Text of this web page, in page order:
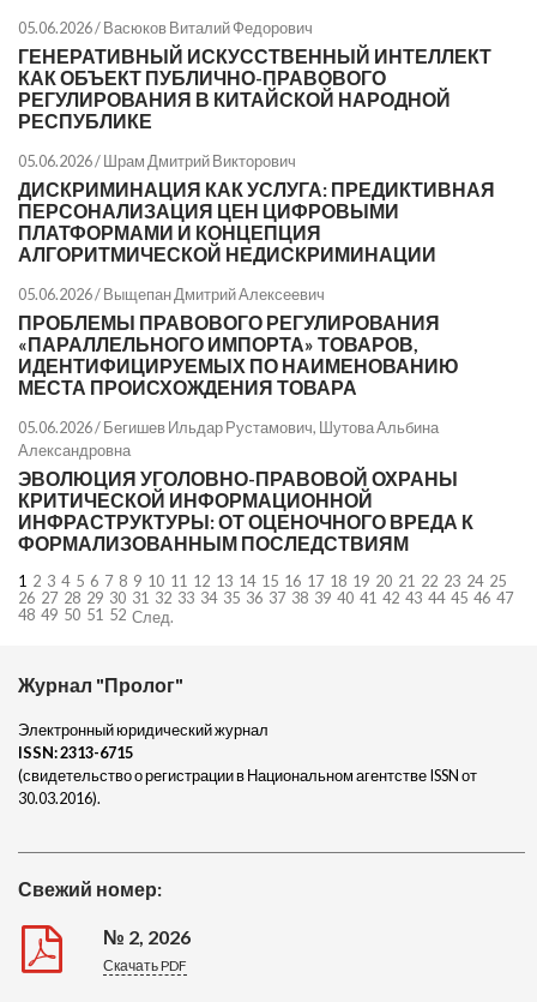
Журнал "Пролог"
Электронный юридический журнал
ISSN:2313-6715
(свидетельство о регистрации в Национальном агентстве ISSN от
30.03.2016).
Свежий номер:
№ 2, 2026
Скачать PDF
05.06.2026 /Васюков Виталий Федорович
ГЕНЕРАТИВНЫЙ ИСКУССТВЕННЫЙ ИНТЕЛЛЕКТ
КАК ОБЪЕКТ ПУБЛИЧНО-ПРАВОВОГО
РЕГУЛИРОВАНИЯ В КИТАЙСКОЙ НАРОДНОЙ
РЕСПУБЛИКЕ
05.06.2026 /Шрам Дмитрий Викторович
ДИСКРИМИНАЦИЯ КАК УСЛУГА: ПРЕДИКТИВНАЯ
ПЕРСОНАЛИЗАЦИЯ ЦЕН ЦИФРОВЫМИ
ПЛАТФОРМАМИ И КОНЦЕПЦИЯ
АЛГОРИТМИЧЕСКОЙ НЕДИСКРИМИНАЦИИ
05.06.2026 /Выщепан Дмитрий Алексеевич
ПРОБЛЕМЫ ПРАВОВОГО РЕГУЛИРОВАНИЯ
«ПАРАЛЛЕЛЬНОГО ИМПОРТА» ТОВАРОВ,
ИДЕНТИФИЦИРУЕМЫХ ПО НАИМЕНОВАНИЮ
МЕСТА ПРОИСХОЖДЕНИЯ ТОВАРА
05.06.2026 /Бегишев Ильдар Рустамович, Шутова Альбина
Александровна
ЭВОЛЮЦИЯ УГОЛОВНО-ПРАВОВОЙ ОХРАНЫ
КРИТИЧЕСКОЙ ИНФОРМАЦИОННОЙ
ИНФРАСТРУКТУРЫ: ОТ ОЦЕНОЧНОГО ВРЕДА К
ФОРМАЛИЗОВАННЫМ ПОСЛЕДСТВИЯМ
1 2 3 4 5 6 7 8 9 10 11 12 13 14 15 16 17 18 19 20 21 22 23 24 25
26 27 28 29 30 31 32 33 34 35 36 37 38 39 40 41 42 43 44 45 46 47
48 49 50 51 52 След.